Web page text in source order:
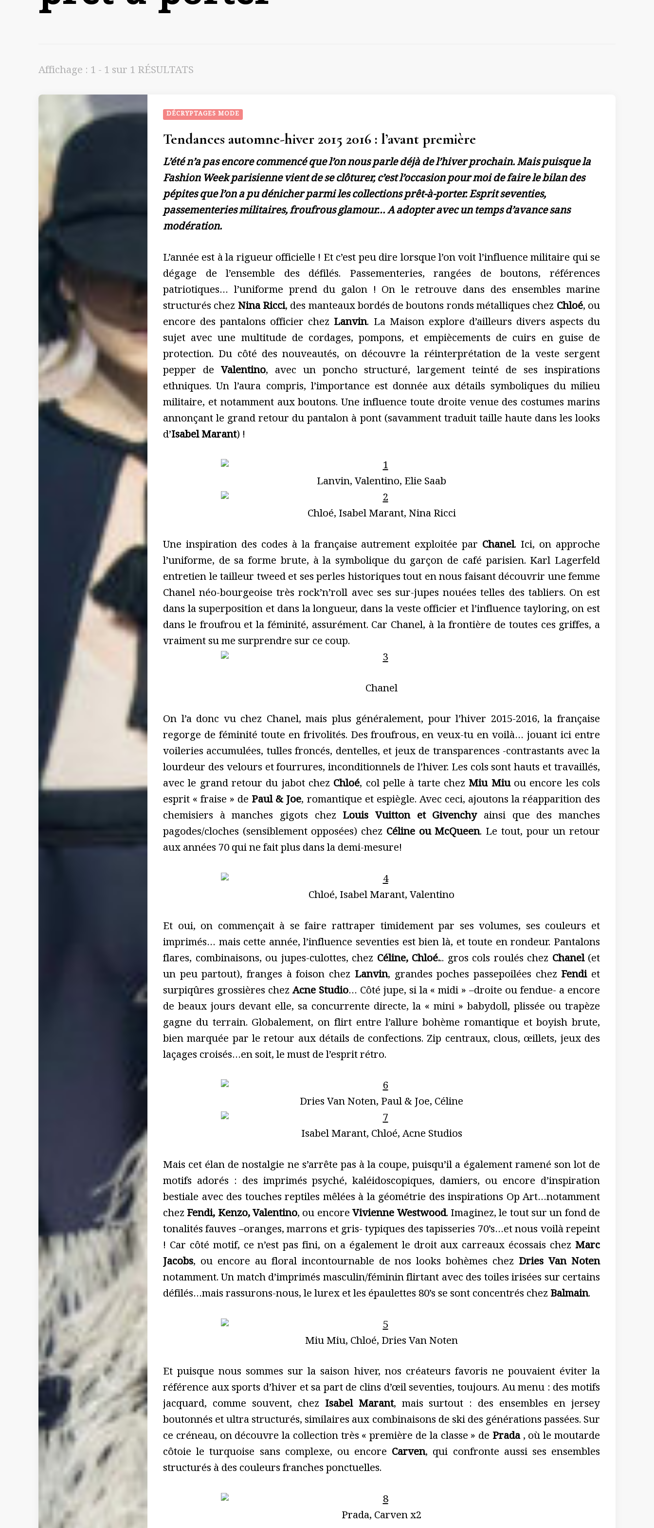
Affichage : 1 - 1 sur 1 RÉSULTATS
DÉCRYPTAGES MODE
Tendances automne-hiver 2015 2016 : l’avant première
L’été n’a pas encore commencé que l’on nous parle déjà de l’hiver prochain. Mais puisque la
Fashion Week parisienne vient de se clôturer, c’est l’occasion pour moi de faire le bilan des
pépites que l’on a pu dénicher parmi les collections prêt-à-porter. Esprit seventies,
passementeries militaires, froufrous glamour… A adopter avec un temps d’avance sans
modération.
L’année est à la rigueur officielle ! Et c’est peu dire lorsque l’on voit l’influence militaire qui se
dégage de l’ensemble des défilés. Passementeries, rangées de boutons, références
patriotiques… l’uniforme prend du galon ! On le retrouve dans des ensembles marine
structurés chez Nina Ricci, des manteaux bordés de boutons ronds métalliques chez Chloé, ou
encore des pantalons officier chez Lanvin. La Maison explore d’ailleurs divers aspects du
sujet avec une multitude de cordages, pompons, et empiècements de cuirs en guise de
protection. Du côté des nouveautés, on découvre la réinterprétation de la veste sergent
pepper de Valentino, avec un poncho structuré, largement teinté de ses inspirations
ethniques. Un l’aura compris, l’importance est donnée aux détails symboliques du milieu
militaire, et notamment aux boutons. Une influence toute droite venue des costumes marins
annonçant le grand retour du pantalon à pont (savamment traduit taille haute dans les looks
d’Isabel Marant) !
Lanvin, Valentino, Elie Saab
Chloé, Isabel Marant, Nina Ricci
Une inspiration des codes à la française autrement exploitée par Chanel. Ici, on approche
l’uniforme, de sa forme brute, à la symbolique du garçon de café parisien. Karl Lagerfeld
entretien le tailleur tweed et ses perles historiques tout en nous faisant découvrir une femme
Chanel néo-bourgeoise très rock’n’roll avec ses sur-jupes nouées telles des tabliers. On est
dans la superposition et dans la longueur, dans la veste officier et l’influence tayloring, on est
dans le froufrou et la féminité, assurément. Car Chanel, à la frontière de toutes ces griffes, a
vraiment su me surprendre sur ce coup.
Chanel
On l’a donc vu chez Chanel, mais plus généralement, pour l’hiver 2015-2016, la française
regorge de féminité toute en frivolités. Des froufrous, en veux-tu en voilà… jouant ici entre
voileries accumulées, tulles froncés, dentelles, et jeux de transparences -contrastants avec la
lourdeur des velours et fourrures, inconditionnels de l’hiver. Les cols sont hauts et travaillés,
avec le grand retour du jabot chez Chloé, col pelle à tarte chezMiu Miuou encore les cols
esprit « fraise » de Paul & Joe, romantique et espiègle. Avec ceci, ajoutons la réapparition des
chemisiers à manches gigots chez Louis Vuitton et Givenchyainsi que des manches
pagodes/cloches (sensiblement opposées) chez Céline ou McQueen. Le tout, pour un retour
aux années 70 qui ne fait plus dans la demi-mesure!
Chloé, Isabel Marant, Valentino
Et oui, on commençait à se faire rattraper timidement par ses volumes, ses couleurs et
imprimés… mais cette année, l’influence seventies est bien là, et toute en rondeur. Pantalons
flares, combinaisons, ou jupes-culottes, chez Céline, Chloé... gros cols roulés chez Chanel(et
un peu partout), franges à foison chez Lanvin, grandes poches passepoilées chez Fendiet
surpiqûres grossières chezAcne Studio… Côté jupe, si la « midi » –droite ou fendue- a encore
de beaux jours devant elle, sa concurrente directe, la « mini » babydoll, plissée ou trapèze
gagne du terrain. Globalement, on flirt entre l’allure bohème romantique et boyish brute,
bien marquée par le retour aux détails de confections. Zip centraux, clous, œillets, jeux des
laçages croisés…en soit, le must de l’esprit rétro.
Dries Van Noten, Paul & Joe, Céline
Isabel Marant, Chloé, Acne Studios
Mais cet élan de nostalgie ne s’arrête pas à la coupe, puisqu’il a également ramené son lot de
motifs adorés : des imprimés psyché, kaléidoscopiques, damiers, ou encore d’inspiration
bestiale avec des touches reptiles mêlées à la géométrie des inspirations Op Art…notamment
chez Fendi, Kenzo, Valentino, ou encoreVivienne Westwood. Imaginez, le tout sur un fond de
tonalités fauves –oranges, marrons et gris- typiques des tapisseries 70’s…et nous voilà repeint
! Car côté motif, ce n’est pas fini, on a également le droit aux carreaux écossais chez Marc
Jacobs, ou encore au floral incontournable de nos looks bohèmes chez Dries Van Noten
notamment. Un match d’imprimés masculin/féminin flirtant avec des toiles irisées sur certains
défilés…mais rassurons-nous, le lurex et les épaulettes 80’s se sont concentrés chez Balmain.
Miu Miu, Chloé, Dries Van Noten
Et puisque nous sommes sur la saison hiver, nos créateurs favoris ne pouvaient éviter la
référence aux sports d’hiver et sa part de clins d’œil seventies, toujours. Au menu : des motifs
jacquard, comme souvent, chez Isabel Marant, mais surtout : des ensembles en jersey
boutonnés et ultra structurés, similaires aux combinaisons de ski des générations passées. Sur
ce créneau, on découvre la collection très « première de la classe » de Prada, où le moutarde
côtoie le turquoise sans complexe, ou encore Carven, qui confronte aussi ses ensembles
structurés à des couleurs franches ponctuelles.
Prada, Carven x2